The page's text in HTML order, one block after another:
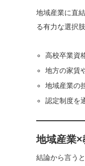
地域産業に直
る有力な選択肢
高校卒業資
地方の家賃
地域産業の
認定制度を
地域産業×
結論から言う